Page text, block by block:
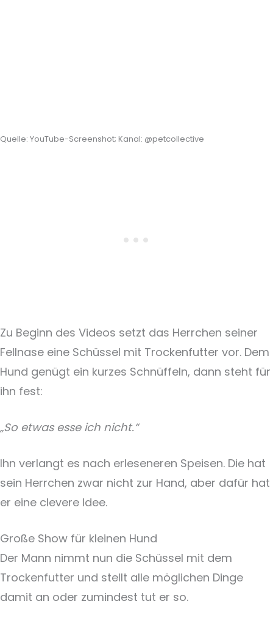
Quelle: YouTube-Screenshot; Kanal: @petcollective
Zu Beginn des Videos setzt das Herrchen seiner
Fellnase eine Schüssel mit Trockenfutter vor. Dem
Hund genügt ein kurzes Schnüffeln, dann steht für
ihn fest:
„So etwas esse ich nicht.“
Ihn verlangt es nach erleseneren Speisen. Die hat
sein Herrchen zwar nicht zur Hand, aber dafür hat
er eine clevere Idee.
Große Show für kleinen Hund
Der Mann nimmt nun die Schüssel mit dem
Trockenfutter und stellt alle möglichen Dinge
damit an oder zumindest tut er so.